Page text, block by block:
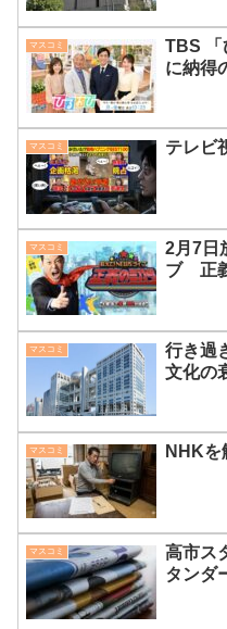
マスコミ
TBS 「
に納得
マスコミ テレビ
マスコミ
2月7日
ブ 正
マスコミ
行き過
文化の
マスコミ NHKを
マスコミ
高市ス
タンダ